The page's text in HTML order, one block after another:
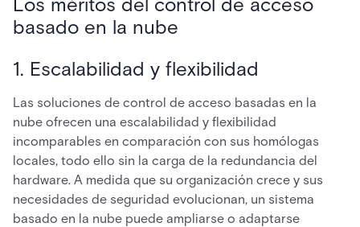
basado en la nube
1. Escalabilidad y flexibilidad
Las soluciones de control de acceso basadas en la
nube ofrecen una escalabilidad y flexibilidad
incomparables en comparación con sus homólogas
locales, todo ello sin la carga de la redundancia del
hardware. A medida que su organización crece y sus
necesidades de seguridad evolucionan, un sistema
basado en la nube puede ampliarse o adaptarse